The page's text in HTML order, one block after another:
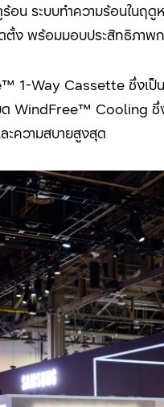
อน ระบบทำความร้อนในฤ
ตั้ง พร้อมมอบประสิทธิภา
1-Way Cassette ซึ่งเป็
WindFree™ Cooling ซึ่
ะความสบายสูงสุด